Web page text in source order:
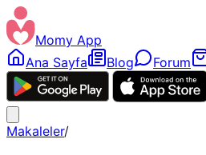
Momy App
Ana Sayfa
Blog Forum
Makaleler/